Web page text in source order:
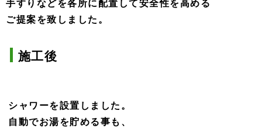
手すりなどを各所に配置して安全性を高める
ご提案を致しました。
施工後
シャワーを設置しました。
自動でお湯を貯める事も、